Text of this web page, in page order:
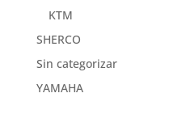
KTM
SHERCO
Sin categorizar
YAMAHA